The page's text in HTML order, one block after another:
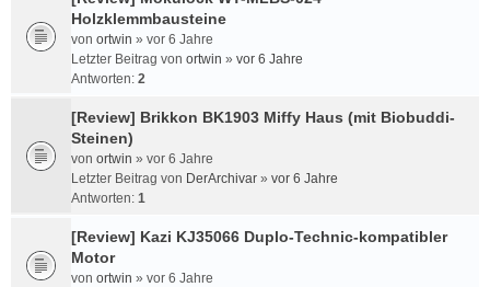
Holzklemmbausteine
von ortwin » vor 6 Jahre
Letzter Beitrag von ortwin » vor 6 Jahre
Antworten: 2
[Review] Brikkon BK1903 Miffy Haus (mit Biobuddi-
Steinen)
von ortwin » vor 6 Jahre
Letzter Beitrag von DerArchivar » vor 6 Jahre
Antworten: 1
[Review] Kazi KJ35066 Duplo-Technic-kompatibler
Motor
von ortwin » vor 6 Jahre